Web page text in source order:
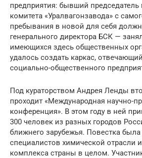
предприятия: бывший
комитета «Уралвагонзавода» с
пребывания в новой для себя
генерального директора БСК —
имеющихся здесь общественных
удалось создать каркас,
социально-общественного
Под кураторством Андрея Ленды
проходит «Международная научно-
конференция». В этом году в ней
300 человек из разных городов
ближнего зарубежья. Повестка была
специалистов химической отрасли
комплекса страны в целом.